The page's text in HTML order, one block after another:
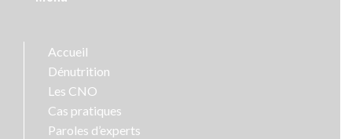
Accueil
Dénutrition
Les CNO
Cas pratiques
Paroles d’experts